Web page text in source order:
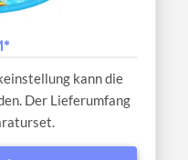
kann die
Der Lieferumfang